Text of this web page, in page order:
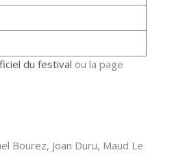
du festival ou la page
Bourez, Joan Duru, Maud Le